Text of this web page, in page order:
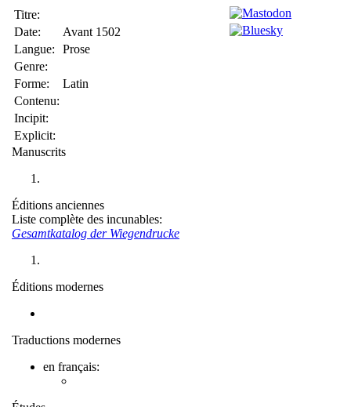
Titre:
Date:
Avant 1502
Langue:
Prose
Genre:
Forme:
Latin
Contenu:
Incipit:
Explicit:
Manuscrits
Éditions anciennes
Liste complète des incunables:
Gesamtkatalog der Wiegendrucke
Éditions modernes
Traductions modernes
en français: